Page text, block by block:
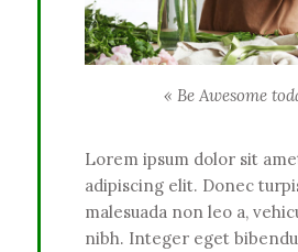
« Be Awesome
Lorem ipsum dolor sit
adipiscing elit. Donec
malesuada non leo a,
nibh. Integer eget